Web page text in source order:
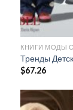
КНИГИ МОДЫ
Тренды
$67.26